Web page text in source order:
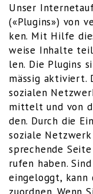
Unser
(«Plug­ins») von
ken. Mit Hil­fe
wei­se Inhal­te
len. Die Plug­ins
mäs­sig akti­viert.
sozia­len
mit­telt und von
den. Durch die
sozia­le
spre­chen­de
ru­fen haben.
ein­ge­loggt, kann